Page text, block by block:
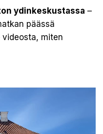
ydinkeskustassa –
päässä
videosta, miten